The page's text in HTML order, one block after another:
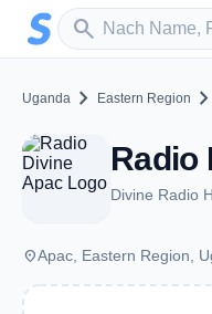
Zum Hauptinhalt springen
search
Sender suchen
Uganda chevron_right Eastern Region chevron_right
Divine Radio
placeApac, Eastern Region,